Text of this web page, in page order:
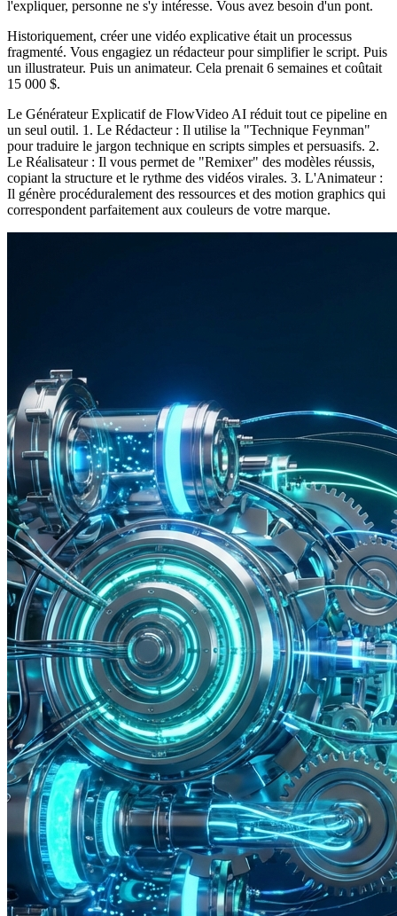
l'expliquer, personne ne s'y intéresse. Vous avez besoin d'un pont.
Historiquement, créer une vidéo explicative était un processus
fragmenté. Vous engagiez un rédacteur pour simplifier le script. Puis
un illustrateur. Puis un animateur. Cela prenait 6 semaines et coûtait
15 000 $.
Le Générateur Explicatif de FlowVideo AI réduit tout ce pipeline en
un seul outil. 1. Le Rédacteur : Il utilise la "Technique Feynman"
pour traduire le jargon technique en scripts simples et persuasifs. 2.
Le Réalisateur : Il vous permet de "Remixer" des modèles réussis,
copiant la structure et le rythme des vidéos virales. 3. L'Animateur :
Il génère procéduralement des ressources et des motion graphics qui
correspondent parfaitement aux couleurs de votre marque.